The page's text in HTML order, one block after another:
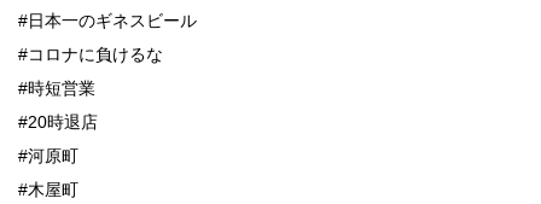
#日本一のギネスビール
#コロナに負けるな
#時短営業
#20時退店
#河原町
#木屋町